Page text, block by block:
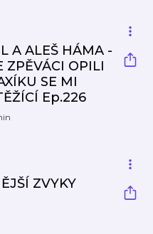
A ALEŠ HÁMA -
ZPĚVÁCI OPILI
SE MI
Ep.226
ZVYKY